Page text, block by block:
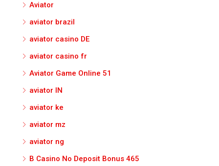
Aviator
aviator brazil
aviator casino DE
aviator casino fr
Aviator Game Online 51
aviator IN
aviator ke
aviator mz
aviator ng
B Casino No Deposit Bonus 465